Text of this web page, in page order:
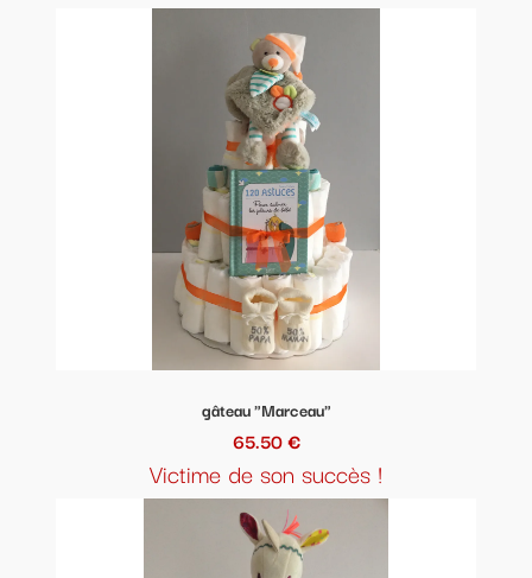
gâteau "Marceau"
65.50 €
Victime de son succès !